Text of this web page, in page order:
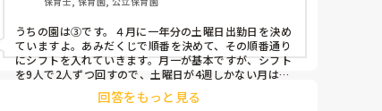
けピックアップしてもらう
③仮シフトが出た時、土曜出勤が難しければ自身で代
りの人を交渉して見つけてもらう
上記のいずれかの対策を取り入れることを考えていま
うちの園は③です。４月に一年分の土曜日出勤日を決め
ていますよ。あみだくじで順番を決めて、その順番通り
にシフトを入れていきます。月一が基本ですが、シフト
を9人で2人ずつ回すので、土曜日が4週しかない月は無
しの時もありますよ。その土曜日が出られない人は、同
じシフト時間の人と自分で交代して貰い、主任に報告し
回答をもっと見る